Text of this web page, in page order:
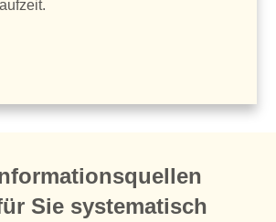
Sie systematisch